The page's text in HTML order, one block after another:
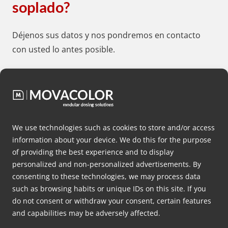
We use technologies such as cookies to store and/or access
information about your device. We do this for the purpose
of providing the best experience and to display
personalized and non-personalized advertisements. By
consenting to these technologies, we may process data
such as browsing habits or unique IDs on this site. If you
do not consent or withdraw your consent, certain features
and capabilities may be adversely affected.
soplado?
Déjenos sus datos y nos pondremos en contacto
con usted lo antes posible.
(Obligatorio)
(Obligatorio)
Nombre
de
la
empresa
(Obligatorio)
Email
(Obligatorio)